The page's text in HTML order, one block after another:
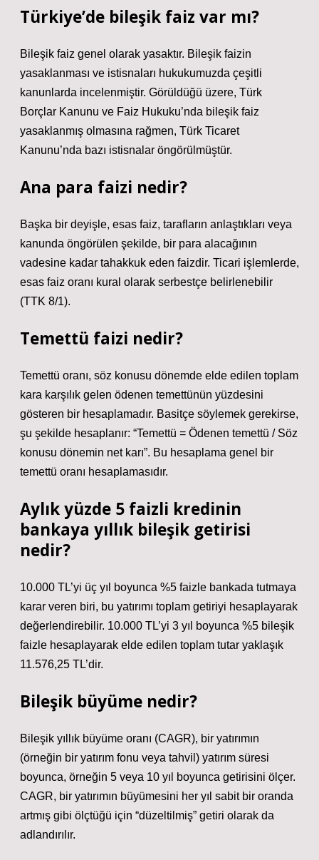
Türkiye’de bileşik faiz var mı?
Bileşik faiz genel olarak yasaktır. Bileşik faizin
yasaklanması ve istisnaları hukukumuzda çeşitli
kanunlarda incelenmiştir. Görüldüğü üzere, Türk
Borçlar Kanunu ve Faiz Hukuku’nda bileşik faiz
yasaklanmış olmasına rağmen, Türk Ticaret
Kanunu’nda bazı istisnalar öngörülmüştür.
Ana para faizi nedir?
Başka bir deyişle, esas faiz, tarafların anlaştıkları veya
kanunda öngörülen şekilde, bir para alacağının
vadesine kadar tahakkuk eden faizdir. Ticari işlemlerde,
esas faiz oranı kural olarak serbestçe belirlenebilir
(TTK 8/1).
Temettü faizi nedir?
Temettü oranı, söz konusu dönemde elde edilen toplam
kara karşılık gelen ödenen temettünün yüzdesini
gösteren bir hesaplamadır. Basitçe söylemek gerekirse,
şu şekilde hesaplanır: “Temettü = Ödenen temettü / Söz
konusu dönemin net karı”. Bu hesaplama genel bir
temettü oranı hesaplamasıdır.
Aylık yüzde 5 faizli kredinin
bankaya yıllık bileşik getirisi
nedir?
10.000 TL’yi üç yıl boyunca %5 faizle bankada tutmaya
karar veren biri, bu yatırımı toplam getiriyi hesaplayarak
değerlendirebilir. 10.000 TL’yi 3 yıl boyunca %5 bileşik
faizle hesaplayarak elde edilen toplam tutar yaklaşık
11.576,25 TL’dir.
Bileşik büyüme nedir?
Bileşik yıllık büyüme oranı (CAGR), bir yatırımın
(örneğin bir yatırım fonu veya tahvil) yatırım süresi
boyunca, örneğin 5 veya 10 yıl boyunca getirisini ölçer.
CAGR, bir yatırımın büyümesini her yıl sabit bir oranda
artmış gibi ölçtüğü için “düzeltilmiş” getiri olarak da
adlandırılır.